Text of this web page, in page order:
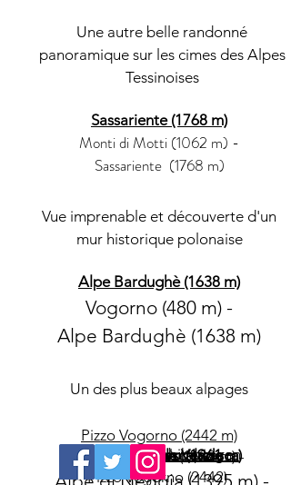
Une autre belle randonné
panoramique sur les cimes des Alpes
Tessinoises
Sassariente (1768 m)
Monti di Motti (1062 m) -
Sassariente (1768 m)
Vue imprenable et découverte d'un
mur historique polonaise
Alpe Bardughè (1638 m)
Vogorno (480 m) -
Alpe Bardughè (1638 m)
Un des plus beaux alpages
Pizzo Vogorno (2442 m)
Alpe Bardughè (1638 m) -
Pizzo Vogorno (2442)
Monte Tamaro (1961 m)
Via alta della Verzasca
Sites d'escalade
Mountainbiketouren
Bungy Jumping